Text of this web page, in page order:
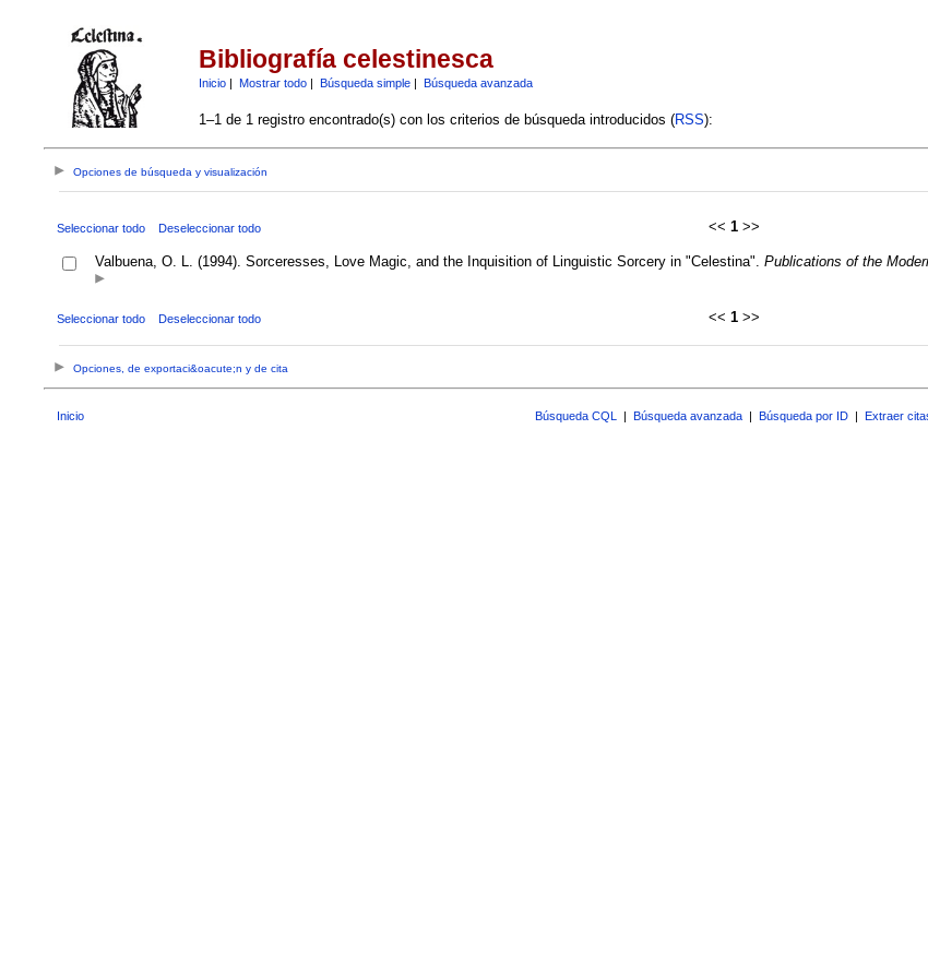
Bibliografía celestinesca
Inicio| Mostrar todo| Búsqueda simple| Búsqueda avanzada
1–1 de 1 registro encontrado(s) con los criterios de búsqueda introducidos (RSS):
Opciones de búsqueda y visualización
Seleccionar todo Deseleccionar todo << 1>>
Valbuena, O. L. (1994). Sorceresses, Love Magic, and the Inquisition of Linguistic Sorcery in "Celestina". Publications of the
Seleccionar todo Deseleccionar todo << 1>>
Opciones, de exportaci&oacute;n y de cita
Inicio Búsqueda CQL | Búsqueda avanzada | Búsqueda por ID | Extraer